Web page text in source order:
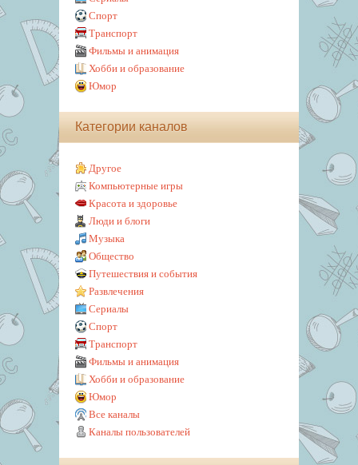
Спорт
Транспорт
Фильмы и анимация
Хобби и образование
Юмор
Категории каналов
Другое
Компьютерные игры
Красота и здоровье
Люди и блоги
Музыка
Общество
Путешествия и события
Развлечения
Сериалы
Спорт
Транспорт
Фильмы и анимация
Хобби и образование
Юмор
Все каналы
Каналы пользователей